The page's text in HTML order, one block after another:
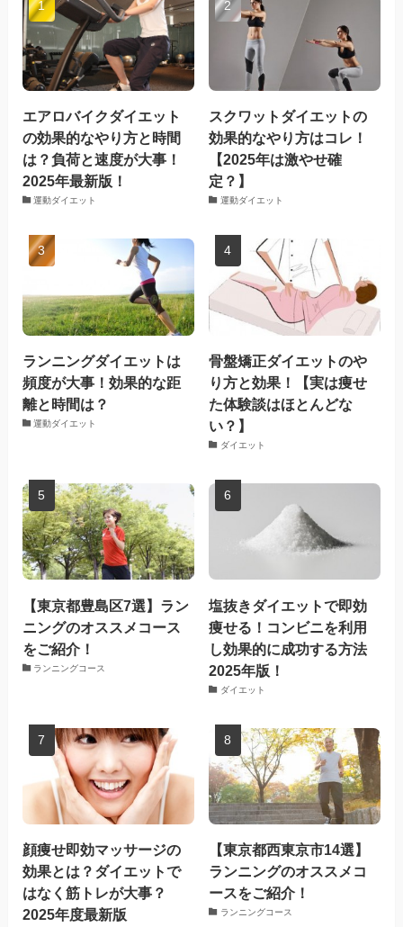
エアロバイクダイエット
の効果的なやり方と時間
は？負荷と速度が大事！
2025年最新版！
運動ダイエット
スクワットダイエットの
効果的なやり方はコレ！
【2025年は激やせ確
定？】
運動ダイエット
ランニングダイエットは
頻度が大事！効果的な距
離と時間は？
運動ダイエット
骨盤矯正ダイエットのや
り方と効果！【実は痩せ
た体験談はほとんどな
い？】
ダイエット
【東京都豊島区7選】ラン
ニングのオススメコース
をご紹介！
ランニングコース
塩抜きダイエットで即効
痩せる！コンビニを利用
し効果的に成功する方法
2025年版！
ダイエット
顔痩せ即効マッサージの
効果とは？ダイエットで
はなく筋トレが大事？
2025年度最新版
【東京都西東京市14選】
ランニングのオススメコ
ースをご紹介！
ランニングコース